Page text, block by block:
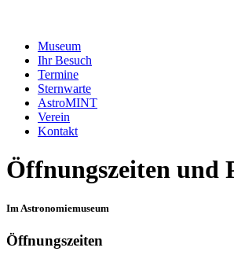
Museum
Ihr Besuch
Termine
Sternwarte
AstroMINT
Verein
Kontakt
Öffnungszeiten und
Im Astronomiemuseum
Öffnungszeiten